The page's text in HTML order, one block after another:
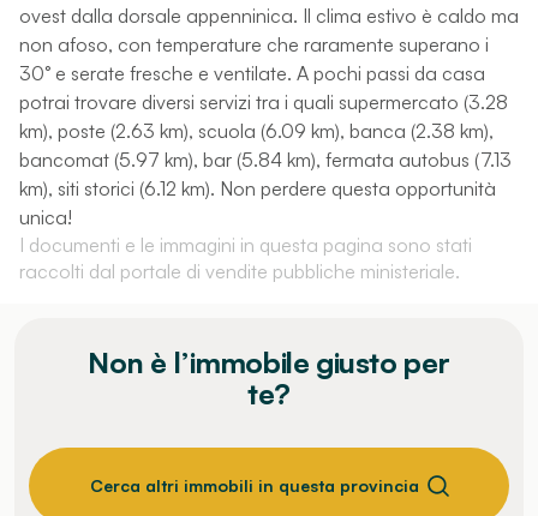
ovest dalla dorsale appenninica. Il clima estivo è caldo ma
non afoso, con temperature che raramente superano i
30° e serate fresche e ventilate. A pochi passi da casa
potrai trovare diversi servizi tra i quali supermercato (3.28
km), poste (2.63 km), scuola (6.09 km), banca (2.38 km),
bancomat (5.97 km), bar (5.84 km), fermata autobus (7.13
km), siti storici (6.12 km). Non perdere questa opportunità
unica!
I documenti e le immagini in questa pagina sono stati
raccolti dal portale di vendite pubbliche ministeriale.
Non è l’immobile giusto per
te?
Cerca altri immobili in questa provincia